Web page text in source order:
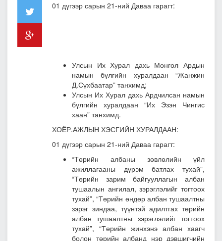
01 дүгээр сарын 21-ний Даваа гарагт:
Улсын Их Хурал дахь Монгол Ардын
намын бүлгийн хуралдаан “Жанжин
Д.Сүхбаатар” танхимд;
Улсын Их Хурал дахь Ардчилсан намын
бүлгийн хуралдаан “Их Эзэн Чингис
хаан” танхимд.
ХОЁР.АЖЛЫН ХЭСГИЙН ХУРАЛДААН:
01 дүгээр сарын 21-ний Даваа гарагт:
“Төрийн албаны зөвлөлийн үйл
ажиллагааны дүрэм батлах тухай”,
“Төрийн зарим байгууллагын албан
тушаалын ангилал, зэрэглэлийг тогтоох
тухай”, “Төрийн өндөр албан тушаалтны
зэрэг зиндаа, түүнтэй адилтгах төрийн
албан тушаалтны зэрэглэлийг тогтоох
тухай”, “Төрийн жинхэнэ албан хаагч
болон төрийн албанд нэр дэвшигчийн